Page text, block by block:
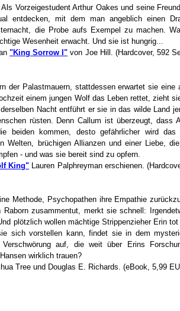
Vorzeigestudent Arthur Oakes und seine
entdecken, mit dem man angeblich einen
die Probe aufs Exempel zu machen.
Wesenheit erwacht. Und sie ist hungrig...
"King Sorrow I" von Joe Hill. (Hardcover, 592
der Palastmauern, stattdessen erwartet sie eine
einem jungen Wolf das Leben rettet, zieht
Nacht entführt er sie in das wilde Land
rüsten. Denn Callum ist überzeugt, dass
beiden kommen, desto gefährlicher wird
Welten, brüchigen Allianzen und einer Liebe,
- und was sie bereit sind zu opfern.
King" Lauren Palphreyman erschienen.
Methode, Psychopathen ihre Empathie
zusammentut, merkt sie schnell:
plötzlich wollen mächtige Strippenzieher Erin
sich vorstellen kann, findet sie in dem
auf, die weit über Erins
wirklich trauen?
Tree und Douglas E. Richards. (eBook, 5,99